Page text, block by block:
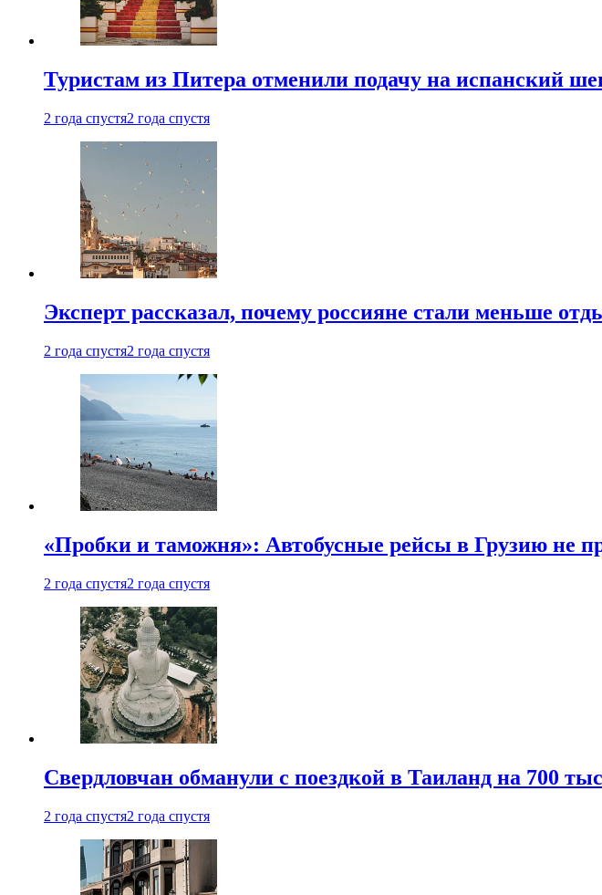
Туристам из Питера отменили подачу на испанский
2 года спустя2 года спустя
Эксперт рассказал, почему россияне стали меньше
2 года спустя2 года спустя
«Пробки и таможня»: Автобусные рейсы в Грузию не
2 года спустя2 года спустя
Свердловчан обманули с поездкой в Таиланд на 700
2 года спустя2 года спустя